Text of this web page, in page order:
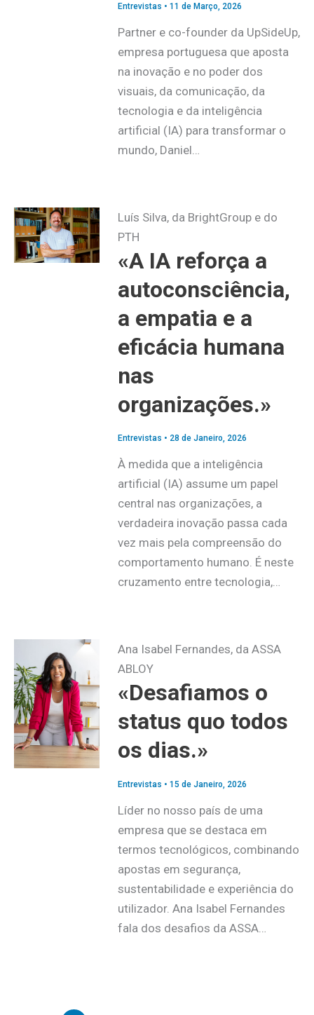
Entrevistas • 11 de Março, 2026
Partner e co-founder da UpSideUp,
empresa portuguesa que aposta
na inovação e no poder dos
visuais, da comunicação, da
tecnologia e da inteligência
artificial (IA) para transformar o
mundo, Daniel…
Luís Silva, da BrightGroup e do
PTH
«A IA reforça a
autoconsciência,
a empatia e a
eficácia humana
nas
organizações.»
Entrevistas • 28 de Janeiro, 2026
À medida que a inteligência
artificial (IA) assume um papel
central nas organizações, a
verdadeira inovação passa cada
vez mais pela compreensão do
comportamento humano. É neste
cruzamento entre tecnologia,…
Ana Isabel Fernandes, da ASSA
ABLOY
«Desafiamos o
status quo todos
os dias.»
Entrevistas • 15 de Janeiro, 2026
Líder no nosso país de uma
empresa que se destaca em
termos tecnológicos, combinando
apostas em segurança,
sustentabilidade e experiência do
utilizador. Ana Isabel Fernandes
fala dos desafios da ASSA…